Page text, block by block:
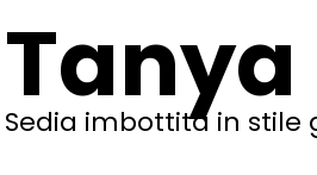
Tanya
Sedia imbottita in stile